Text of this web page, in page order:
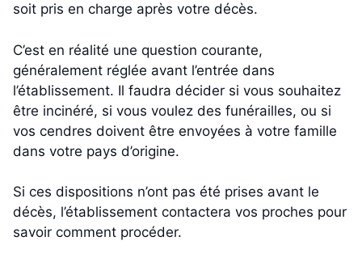
soit pris en charge après votre décès.
C’est en réalité une question courante,
généralement réglée avant l’entrée dans
l’établissement. Il faudra décider si vous souhaitez
être incinéré, si vous voulez des funérailles, ou si
vos cendres doivent être envoyées à votre famille
dans votre pays d’origine.
Si ces dispositions n’ont pas été prises avant le
décès, l’établissement contactera vos proches pour
savoir comment procéder.